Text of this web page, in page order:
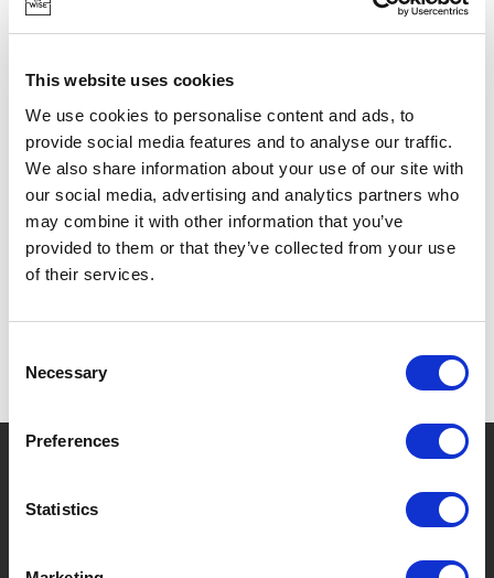
This website uses cookies
We use cookies to personalise content and ads, to
provide social media features and to analyse our traffic.
We also share information about your use of our site with
our social media, advertising and analytics partners who
may combine it with other information that you’ve
provided to them or that they’ve collected from your use
of their services.
Selection
Necessary
Preferences
Statistics
HERGESTELLT AUS 100% RECYCELTER BAUMWOLLE.
SPEZIFIKATIONEN
MARKEN & PRODUKTE